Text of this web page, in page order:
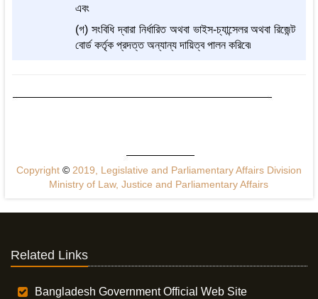
এবং
(গ) সংবিধি দ্বারা নির্ধারিত অথবা ভাইস-চ্যান্সেলর অথবা রিজেন্ট
বোর্ড কর্তৃক প্রদত্ত অন্যান্য দায়িত্ব পালন করিবে৷
Copyright ©2019, Legislative and Parliamentary Affairs Division
Ministry of Law, Justice and Parliamentary Affairs
Related Links
Bangladesh Government Official Web Site